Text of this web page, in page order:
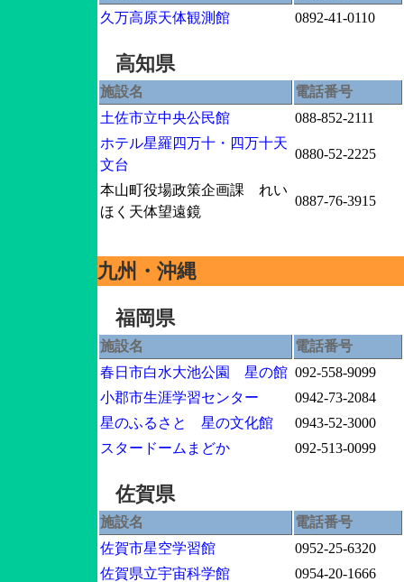
久万高原天体観測館
0892-41-0110
高知県
施設名
電話番号
土佐市立中央公民館
088-852-2111
ホテル星羅四万十・四万十天
文台
0880-52-2225
本山町役場政策企画課 れい
ほく天体望遠鏡
0887-76-3915
九州・沖縄
福岡県
施設名
電話番号
春日市白水大池公園 星の館 092-558-9099
小郡市生涯学習センター
0942-73-2084
星のふるさと 星の文化館
0943-52-3000
スタードームまどか
092-513-0099
佐賀県
施設名
電話番号
佐賀市星空学習館
0952-25-6320
佐賀県立宇宙科学館
0954-20-1666